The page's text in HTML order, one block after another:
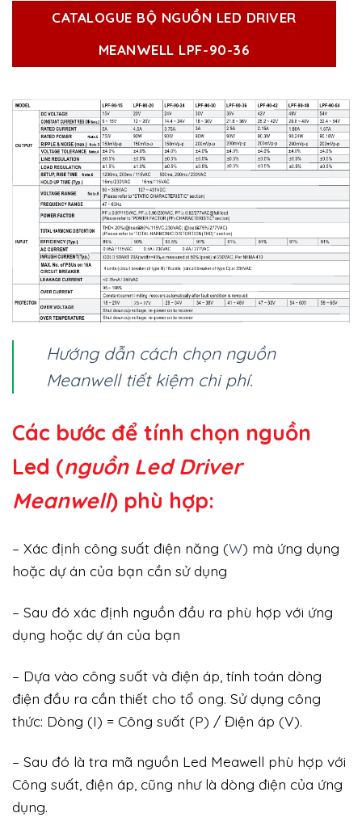
CATALOGUE BỘ NGUỒN LED DRIVER
MEANWELL LPF-90-36
Hướng dẫn cách chọn nguồn
Meanwell tiết kiệm chi phí.
Các bước để tính chọn nguồn
Led (nguồn Led Driver
Meanwell) phù hợp:
– Xác định công suất điện năng (W) mà ứng dụng
hoặc dự án của bạn cần sử dụng
– Sau đó xác định nguồn đầu ra phù hợp với ứng
dụng hoặc dự án của bạn
– Dựa vào công suất và điện áp, tính toán dòng
điện đầu ra cần thiết cho tổ ong. Sử dụng công
thức: Dòng (I) = Công suất (P) / Điện áp (V).
– Sau đó là tra mã nguồn Led Meawell phù hợp với
Công suất, điện áp, cũng như là dòng điện của ứng
dụng.